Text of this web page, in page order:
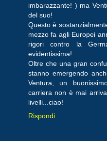
imbarazzante! ) ma
del suo!
Questo è
mezzo fa agli Europei
rigori contro la
evidentissima!
Oltre che una gran
stanno emergendo
Ventura, un
carriera non è mai
livelli...ciao!
Rispondi